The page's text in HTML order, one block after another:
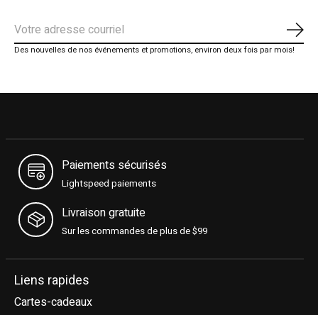
Des nouvelles de nos événements et promotions, environ deux fois par mois!
Paiements sécurisés
Lightspeed paiements
Livraison gratuite
Sur les commandes de plus de $99
Liens rapides
Cartes-cadeaux